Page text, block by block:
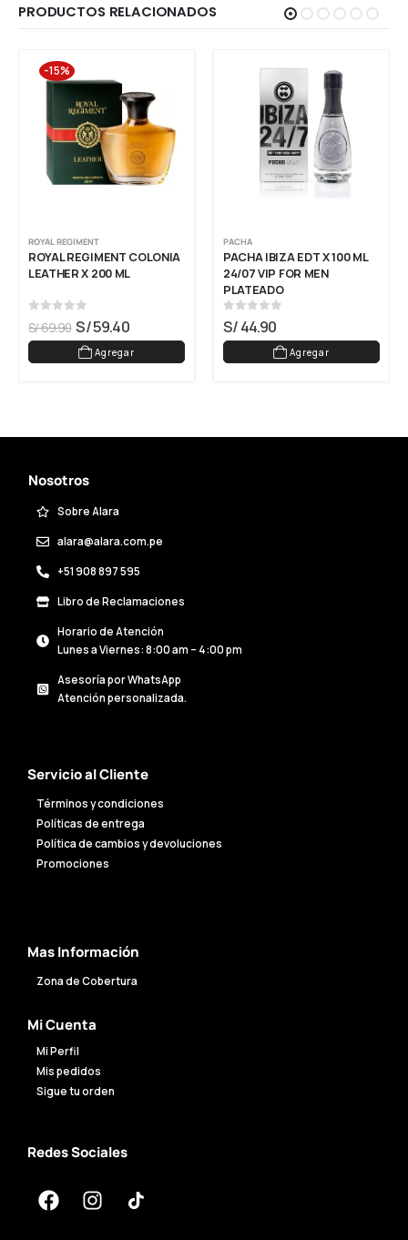
PRODUCTOS RELACIONADOS
-15%
ROYAL REGIMENT
ROYAL REGIMENT COLONIA
LEATHER X 200 ML
out of 5
S/69.90 S/59.40
Agregar
PACHA
PACHA IBIZA EDT X 100 ML
24/07 VIP FOR MEN
PLATEADO
0 out of 5
S/44.90
Agregar
Nosotros
Sobre Alara
alara@alara.com.pe
+51 908 897 595
Libro de Reclamaciones
Horario de Atención
Lunes a Viernes: 8:00 am – 4:00 pm
Asesoría por WhatsApp
Atención personalizada.
Servicio al Cliente
Términos y condiciones
Políticas de entrega
Política de cambios y devoluciones
Promociones
Mas Información
Zona de Cobertura
Mi Cuenta
Mi Perfil
Mis pedidos
Sigue tu orden
Redes Sociales